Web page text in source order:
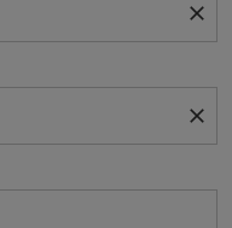
close
close